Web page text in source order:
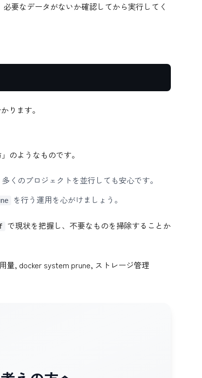
要なデータがないか確認してから実行してく
ります。
のようなものです。
くのプロジェクトを並行しても安心です。
を行う運用を心がけましょう。
で現状を把握し、不要なものを掃除することか
量, docker system prune, ストレージ管理